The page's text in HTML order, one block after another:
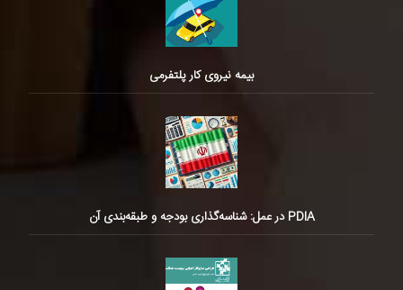
بیمه نیروی کار پلتفرمی
PDIA در عمل: شناسه‌گذاری بودجه و طبقه‌بندی آن